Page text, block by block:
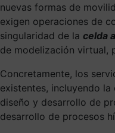
nuevas formas de
exigen operaciones de
singularidad de la celda
de modelización virtual,
Concretamente, los
existentes, incluyendo
diseño y desarrollo de
desarrollo de procesos